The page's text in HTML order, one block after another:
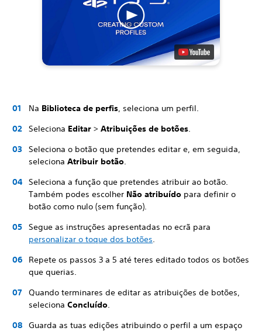
Na Biblioteca de perfis , seleciona um perfil.
Seleciona Editar > Atribuições de botões
Seleciona o botão que pretendes editar e, em seguida,
seleciona Atribuir botão
Seleciona a função que pretendes atribuir ao botão.
Também podes escolher Não atribuído para definir o
botão como nulo (sem função).
Segue as instruções apresentadas no ecrã para
personalizar o toque dos botões
Repete os passos 3 a 5 até teres editado todos os botões
que querias.
Quando terminares de editar as atribuições de botões,
seleciona Concluído
Guarda as tuas edições atribuindo o perfil a um espaço